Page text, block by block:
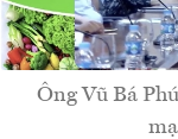
Ông Vũ Bá